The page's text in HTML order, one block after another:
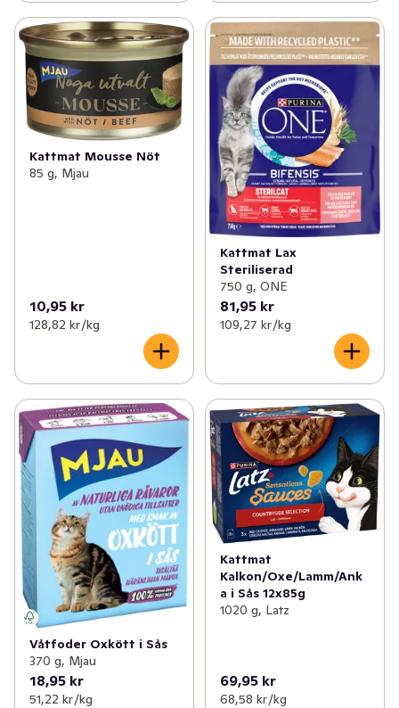
Kattmat Mousse Nöt
85 g, Mjau
10,95 kr
128,82 kr /kg
Kattmat Lax
Steriliserad
750 g, ONE
81,95 kr
109,27 kr /kg
Våtfoder Oxkött i Sås
370 g, Mjau
18,95 kr
51,22 kr /kg
Kattmat
Kalkon/Oxe/Lamm/Ank
a i Sås 12x85g
1020 g, Latz
69,95 kr
68,58 kr /kg